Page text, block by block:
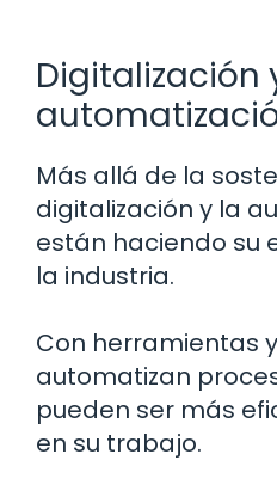
Digitalización
Más allá de la
digitalización y la
están haciendo su
la industria.
Con herramientas
automatizan
pueden ser más
en su trabajo.